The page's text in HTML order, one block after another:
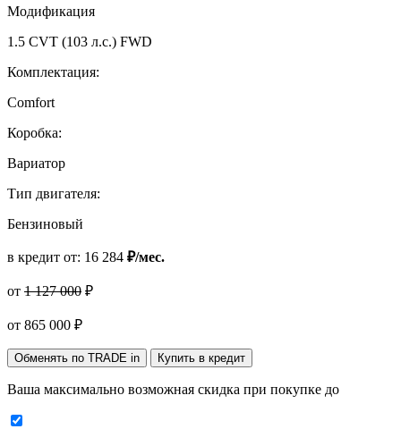
Модификация
1.5 CVT (103 л.с.) FWD
Комплектация:
Comfort
Коробка:
Вариатор
Тип двигателя:
Бензиновый
в кредит от: 16 284 ₽/мес.
от 1 127 000 ₽
от 865 000 ₽
Обменять по TRADE in Купить в кредит
Ваша максимально возможная скидка при покупке до